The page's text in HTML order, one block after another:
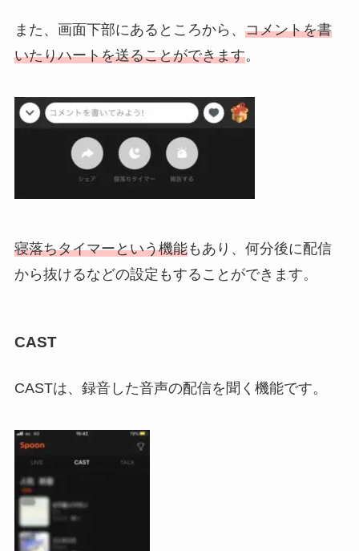
また、画面下部にあるところから、 コメントを書
いたりハートを送ることができます。
寝落ちタイマーという機能もあり、何分後に配信
から抜けるなどの設定もすることができます。
CAST
CASTは、録音した音声の配信を聞く機能です。